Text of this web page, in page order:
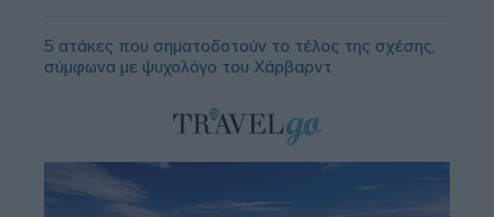
5 ατάκες που σηματοδοτούν το τέλος της σχέσης,
σύμφωνα με ψυχολόγο του Χάρβαρντ